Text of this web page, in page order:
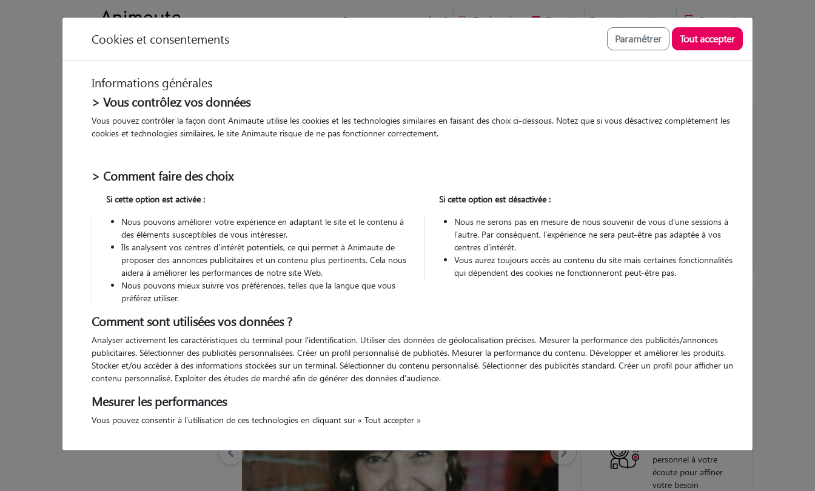
Comment ça marche ? Recherche Favoris Devenir pet sitter Connexion
10 avis)
5/5
Ana paula
chez le Pet Sitter
Promenades
Pas d'animaux
engagement
garanties
personnel à votre
écoute pour affiner
votre besoin
Cookies et consentements Paramétrer Tout accepter
Informations générales
> Vous contrôlez vos données
Vous pouvez contrôler la façon dont Animaute utilise les cookies et les technologies similaires en faisant des choix ci-dessous. Notez que si vous désactivez complètement les
cookies et technologies similaires, le site Animaute risque de ne pas fonctionner correctement.
> Comment faire des choix
Si cette option est activée :
Nous pouvons améliorer votre expérience en adaptant le site et le contenu à
des éléments susceptibles de vous intéresser.
Ils analysent vos centres d'intérêt potentiels, ce qui permet à Animaute de
proposer des annonces publicitaires et un contenu plus pertinents. Cela nous
aidera à améliorer les performances de notre site Web.
Nous pouvons mieux suivre vos préférences, telles que la langue que vous
préférez utiliser.
Si cette option est désactivée :
Nous ne serons pas en mesure de nous souvenir de vous d'une sessions à
l'autre. Par conséquent, l'expérience ne sera peut-être pas adaptée à vos
centres d'intérêt.
Vous aurez toujours accès au contenu du site mais certaines fonctionnalités
qui dépendent des cookies ne fonctionneront peut-être pas.
Comment sont utilisées vos données ?
Analyser activement les caractéristiques du terminal pour l'identification. Utiliser des données de géolocalisation précises. Mesurer la performance des publicités/annonces
publicitaires. Sélectionner des publicités personnalisées. Créer un profil personnalisé de publicités. Mesurer la performance du contenu. Développer et améliorer les produits.
Stocker et/ou accéder à des informations stockées sur un terminal. Sélectionner du contenu personnalisé. Sélectionner des publicités standard. Créer un profil pour afficher un
contenu personnalisé. Exploiter des études de marché afin de générer des données d'audience.
Mesurer les performances
Vous pouvez consentir à l'utilisation de ces technologies en cliquant sur « Tout accepter »